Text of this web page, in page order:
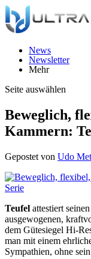
News
Newsletter
Mehr
Seite auswählen
Beweglich,
Kammern:
Gepostet von Udo
Teufel attestiert
ausgewogenen,
dem Gütesiegel Hi-
man mit einem
Sympathien, ohne